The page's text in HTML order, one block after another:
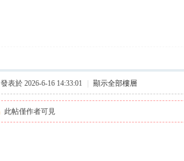
發表於 2026-6-16 14:33:01 顯示全部樓層
此帖僅作者可見